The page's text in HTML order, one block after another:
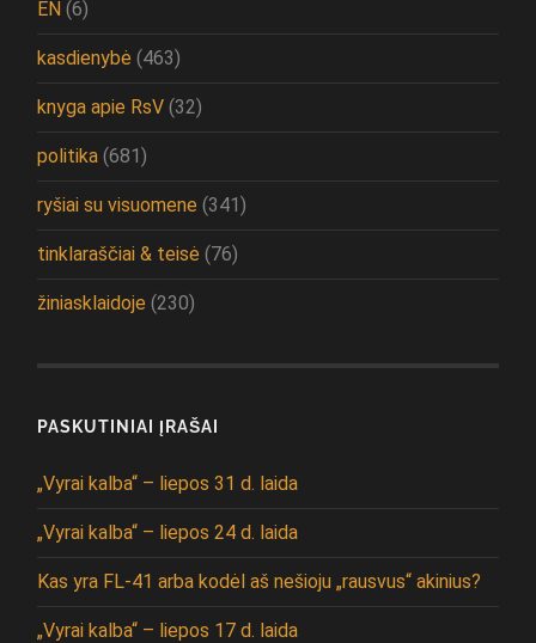
EN (6)
kasdienybė (463)
knyga apie RsV (32)
politika (681)
ryšiai su visuomene (341)
tinklaraščiai & teisė (76)
žiniasklaidoje (230)
PASKUTINIAI ĮRAŠAI
„Vyrai kalba“ – liepos 31 d. laida
„Vyrai kalba“ – liepos 24 d. laida
Kas yra FL-41 arba kodėl aš nešioju „rausvus“ akinius?
„Vyrai kalba“ – liepos 17 d. laida